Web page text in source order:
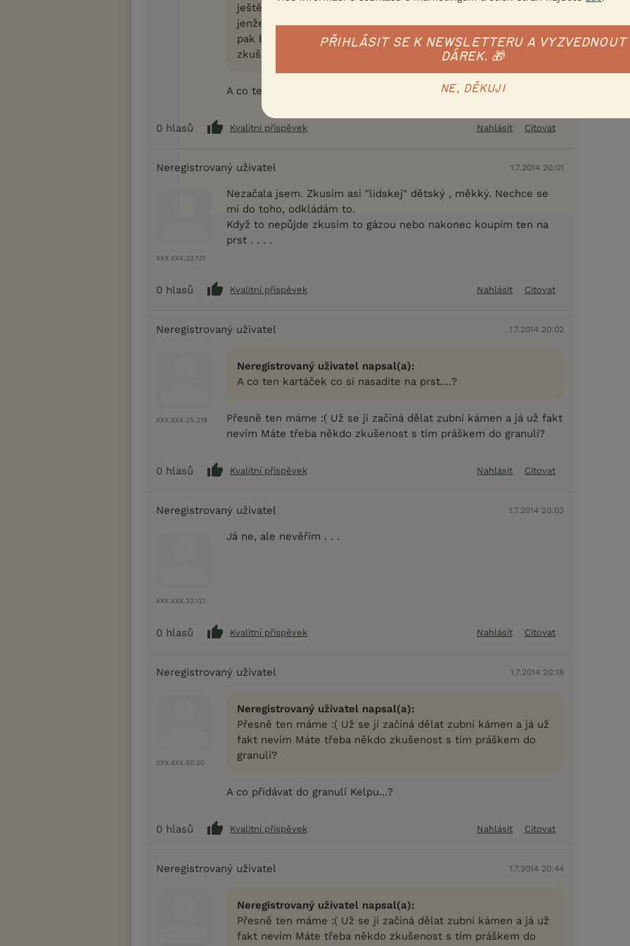
ještě doporučovala takový prášek, co se nasype do granulí,
jenže stojí kolem 500,- a nikdo mně nezaručí, že ty granule
pak bude jíst, když už teď jí docela málo. Díky za tipy a
zkušenosti
A co ten kartáček co si nasadíte na prst....?
0 hlasů Kvalitní příspěvek Nahlásit Citovat
Neregistrovaný uživatel 1.7.2014 20:01
XXX.XXX.32.121
Nezačala jsem. Zkusím asi "lidskej" dětský , měkký. Nechce se
mi do toho, odkládám to.
Když to nepůjde zkusím to gázou nebo nakonec koupím ten na
prst . . . .
0 hlasů Kvalitní příspěvek Nahlásit Citovat
Neregistrovaný uživatel 1.7.2014 20:02
XXX.XXX.25.218
Neregistrovaný uživatel napsal(a):
A co ten kartáček co si nasadíte na prst....?
Přesně ten máme :( Už se jí začíná dělat zubní kámen a já už fakt
nevím Máte třeba někdo zkušenost s tím práškem do granulí?
0 hlasů Kvalitní příspěvek Nahlásit Citovat
Neregistrovaný uživatel 1.7.2014 20:03
XXX.XXX.32.121
Já ne, ale nevěřím . . .
0 hlasů Kvalitní příspěvek Nahlásit Citovat
Neregistrovaný uživatel 1.7.2014 20:18
XXX.XXX.50.20
Neregistrovaný uživatel napsal(a):
Přesně ten máme :( Už se jí začíná dělat zubní kámen a já už
fakt nevím Máte třeba někdo zkušenost s tím práškem do
granulí?
A co přidávat do granulí Kelpu...?
0 hlasů Kvalitní příspěvek Nahlásit Citovat
Neregistrovaný uživatel 1.7.2014 20:44
Neregistrovaný uživatel napsal(a):
Přesně ten máme :( Už se jí začíná dělat zubní kámen a já už
fakt nevím Máte třeba někdo zkušenost s tím práškem do
PŘIHLÁSIT SE K NEWSLETTERU A VYZVEDNOUT
DÁREK. 🎁
NE, DĚKUJI